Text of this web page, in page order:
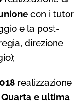
con i tutor
e la post-
direzione
realizzazione
Quarta e ultima